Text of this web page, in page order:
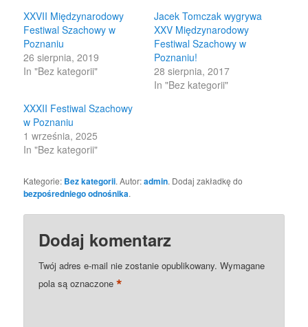
XXVII Międzynarodowy
Festiwal Szachowy w
Poznaniu
26 sierpnia, 2019
In "Bez kategorii"
Jacek Tomczak wygrywa
XXV Międzynarodowy
Festiwal Szachowy w
Poznaniu!
28 sierpnia, 2017
In "Bez kategorii"
XXXII Festiwal Szachowy
w Poznaniu
1 września, 2025
In "Bez kategorii"
Kategorie: Bez kategorii. Autor:admin. Dodaj zakładkę do
bezpośredniego odnośnika.
Dodaj komentarz
Twój adres e-mail nie zostanie opublikowany. Wymagane
pola są oznaczone*